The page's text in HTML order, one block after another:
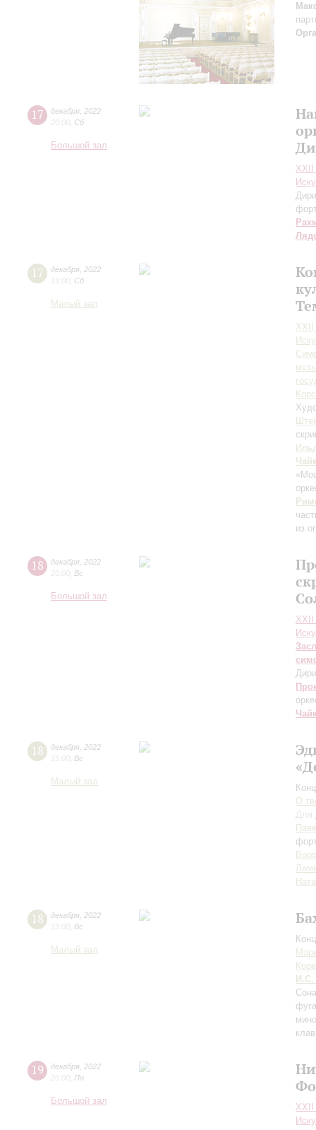
17 декабря 2022
20:00 Сб
Большой зал
17 декабря 2022
19:00 Сб
Малый зал
из
18 декабря 2022
20:00 Вс
Большой зал
18 декабря 2022
15:00 Вс
Малый зал
О
Для
18 декабря 2022
19:00 Вс
Малый зал
И.С.
19 декабря 2022
20:00 Пн
Большой зал